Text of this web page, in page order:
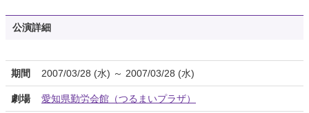
公演詳細
期間 2007/03/28 (水) ～ 2007/03/28 (水)
劇場 愛知県勤労会館（つるまいプラザ）